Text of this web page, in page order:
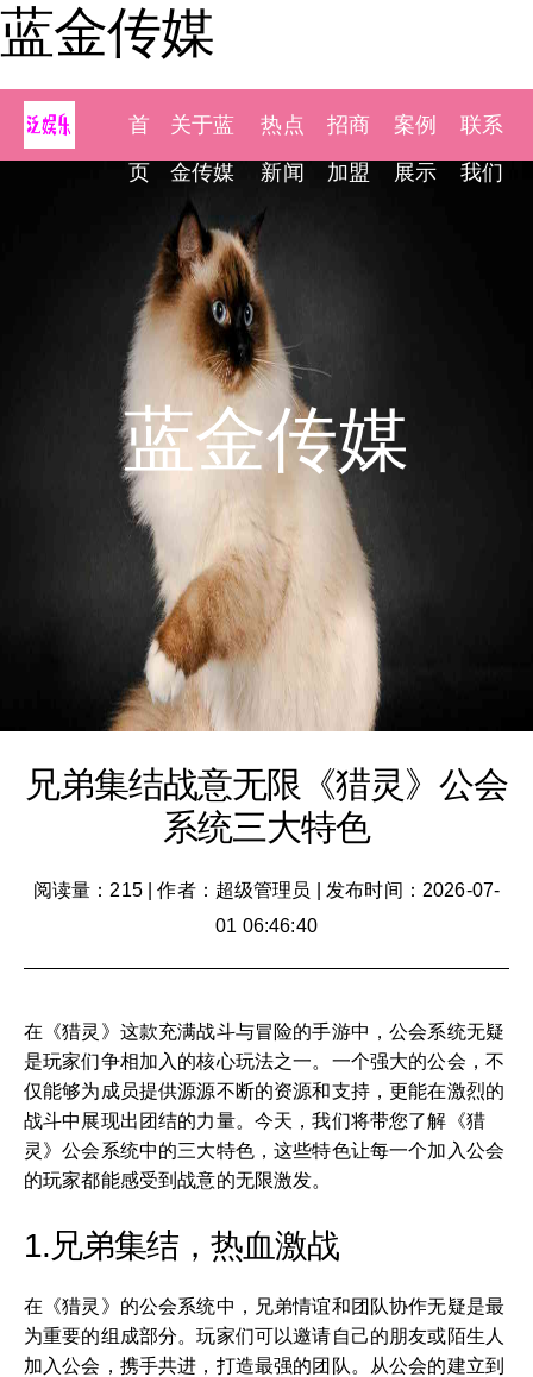
蓝金传媒
首
页
关于蓝
金传媒
热点
新闻
招商
加盟
案例
展示
联系
我们
蓝金传媒
兄弟集结战意无限《猎灵》公会
系统三大特色
阅读量：215|作者：超级管理员
发布时间：2026-07-
01 06:46:40
在《猎灵》这款充满战斗与冒险的手游中，公会系统无疑
是玩家们争相加入的核心玩法之一。一个强大的公会，不
仅能够为成员提供源源不断的资源和支持，更能在激烈的
战斗中展现出团结的力量。今天，我们将带您了解《猎
灵》公会系统中的三大特色，这些特色让每一个加入公会
的玩家都能感受到战意的无限激发。
1.兄弟集结，热血激战
在《猎灵》的公会系统中，兄弟情谊和团队协作无疑是最
为重要的组成部分。玩家们可以邀请自己的朋友或陌生人
加入公会，携手共进，打造最强的团队。从公会的建立到